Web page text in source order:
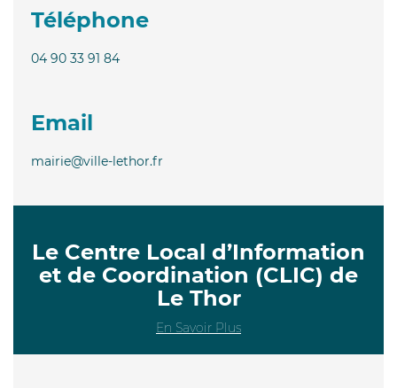
Téléphone
04 90 33 91 84
Email
mairie@ville-lethor.fr
Le Centre Local d’Information
et de Coordination (CLIC) de
Le Thor
En Savoir Plus